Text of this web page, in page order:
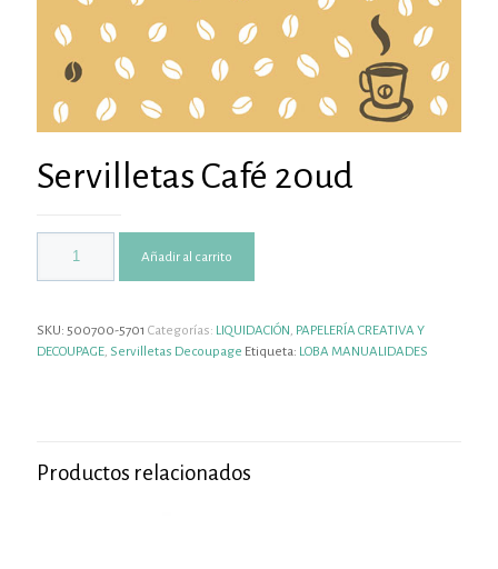
Servilletas Café 20ud
Añadir al carrito
SKU: 500700-5701 Categorías: LIQUIDACIÓN, PAPELERÍA CREATIVA Y
DECOUPAGE, Servilletas Decoupage Etiqueta: LOBA MANUALIDADES
Productos relacionados